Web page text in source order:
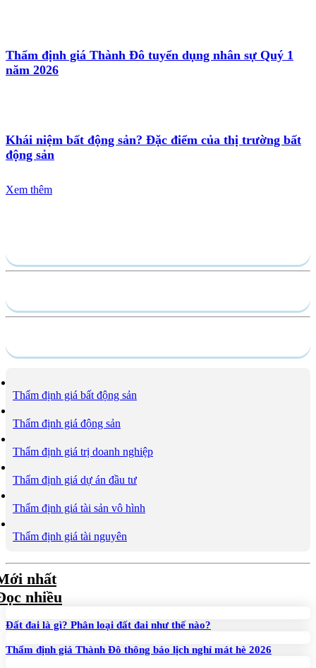
Thẩm định giá Thành Đô tuyển dụng nhân sự Quý 1
năm 2026
Khái niệm bất động sản? Đặc điểm của thị trường bất
động sản
Xem thêm
Thẩm định giá bất động sản
Thẩm định giá động sản
Thẩm định giá trị doanh nghiệp
Thẩm định giá dự án đầu tư
Thẩm định giá tài sản vô hình
Thẩm định giá tài nguyên
nhất
nhiều
Đất đai là gì? Phân loại đất đai như thế nào?
Thẩm định giá Thành Đô thông báo lịch nghỉ mát hè 2026